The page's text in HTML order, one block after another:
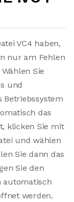
VC4 haben,
nur am Fehlen
Sie
und
Betriebssystem
das
klicken Sie mit
und wählen
Sie dann das
Sie den
automatisch
werden.